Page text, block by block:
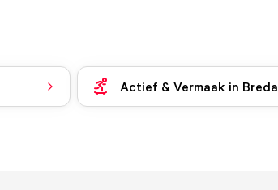
Actief & Vermaak in Breda